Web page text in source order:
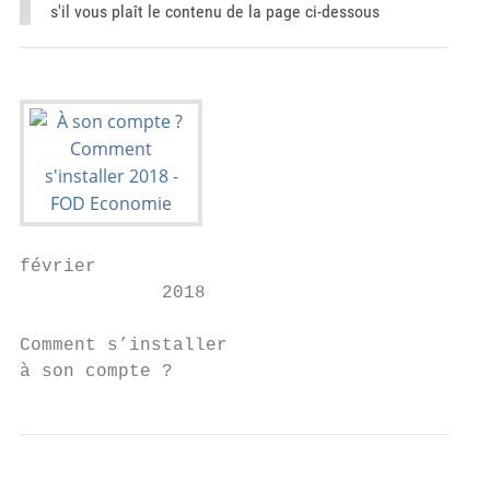
s'il vous plaît le contenu de la page ci-dessous
février
             2018
Comment s’installer
à son compte ?